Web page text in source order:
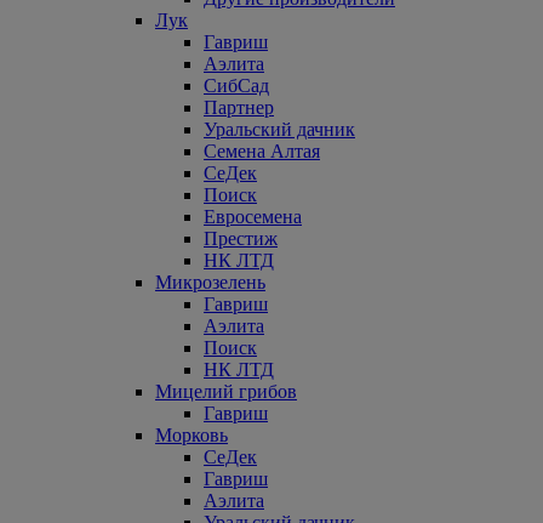
Лук
Гавриш
Аэлита
СибСад
Партнер
Уральский дачник
Семена Алтая
СеДек
Поиск
Евросемена
Престиж
НК ЛТД
Микрозелень
Гавриш
Аэлита
Поиск
НК ЛТД
Мицелий грибов
Гавриш
Морковь
СеДек
Гавриш
Аэлита